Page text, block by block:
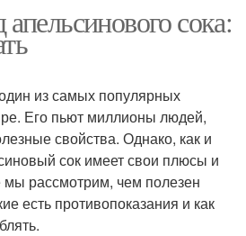
сока:
из самых популярных
Его пьют миллионы людей,
свойства. Однако, как и
сок имеет свои плюсы и
мы рассмотрим, чем полезен
есть противопоказания и как